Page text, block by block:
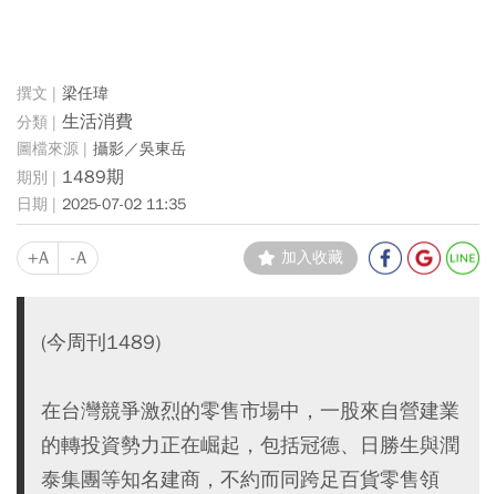
梁任瑋
生活消費
攝影／吳東岳
1489期
2025-07-02 11:35
+A -A 加入收藏
(今周刊1489)
在台灣競爭激烈的零售市場中，一股來自營建業
的轉投資勢力正在崛起，包括冠德、日勝生與潤
泰集團等知名建商，不約而同跨足百貨零售領